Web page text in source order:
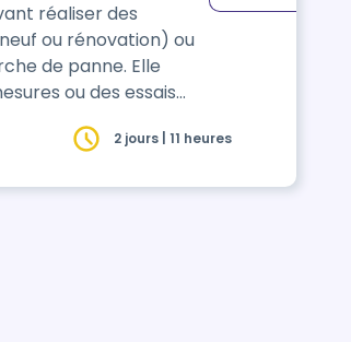
réaliser des
ou rénovation) ou
panne. Elle
ou des essais
2 jours | 11 heures